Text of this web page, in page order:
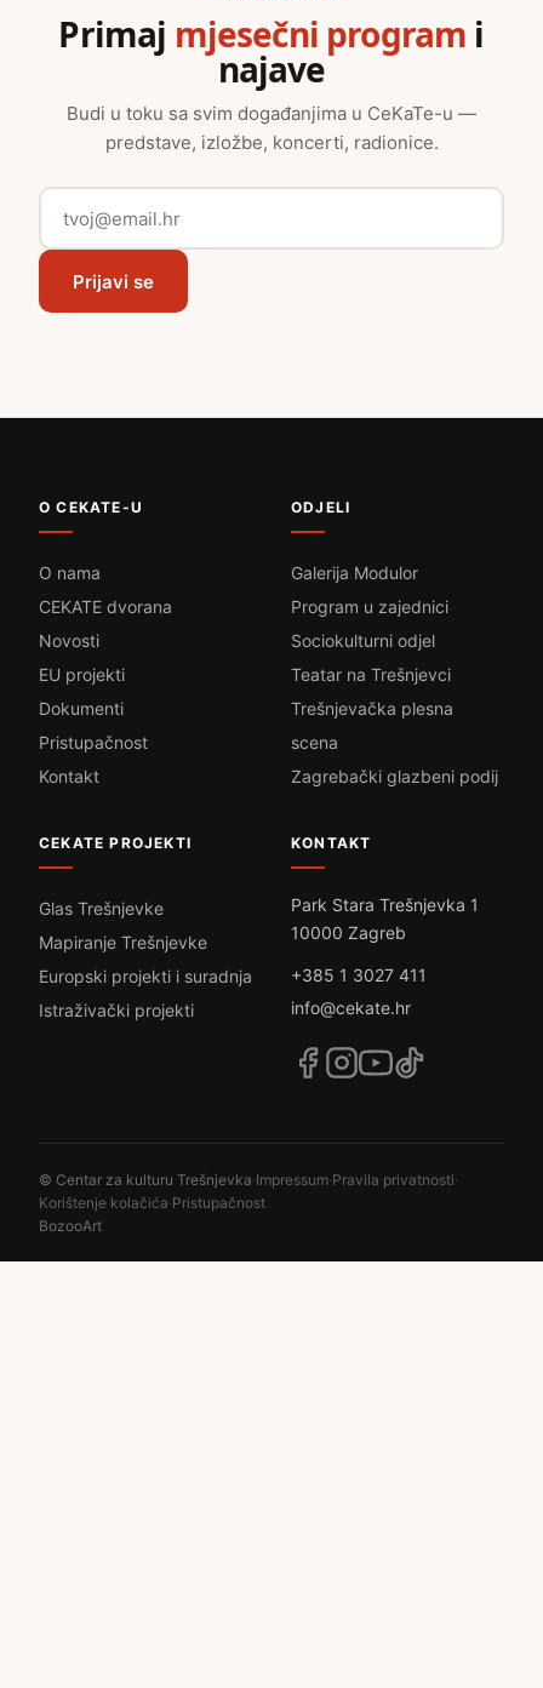
Primaj mjesečni program i
najave
Budi u toku sa svim događanjima u CeKaTe-u —
predstave, izložbe, koncerti, radionice.
Prijavi se
O CEKATE-U
O nama
CEKATE dvorana
Novosti
EU projekti
Dokumenti
Pristupačnost
Kontakt
ODJELI
Galerija Modulor
Program u zajednici
Sociokulturni odjel
Teatar na Trešnjevci
Trešnjevačka plesna
scena
Zagrebački glazbeni podij
CEKATE PROJEKTI
Glas Trešnjevke
Mapiranje Trešnjevke
Europski projekti i suradnja
Istraživački projekti
KONTAKT
Park Stara Trešnjevka 1
10000 Zagreb
+385 1 3027 411
info@cekate.hr
© Centar za kulturu Trešnjevka·Impressum·Pravila privatnosti·
Korištenje kolačića·Pristupačnost
BozooArt